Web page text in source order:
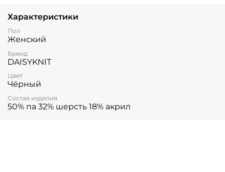
Характеристики
Пол
Женский
Бренд
DAISYKNIT
Цвет
Чёрный
Состав изделия
50% па 32% шерсть 18% акрил